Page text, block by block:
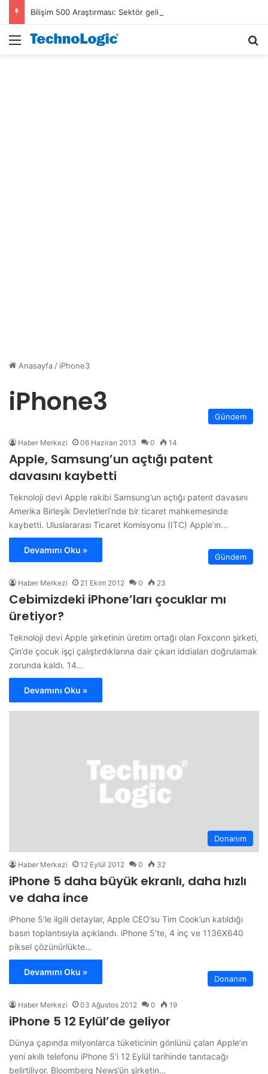
Menü
Anasayfa/ iPhone3
iPhone3 Gündem
Haber Merkezi 06 Haziran 2013 0 14
Apple, Samsung’un açtığı patent
davasını kaybetti
Teknoloji devi Apple rakibi Samsung’un açtığı patent davasını
Amerika Birleşik Devletleri’nde bir ticaret mahkemesinde
kaybetti. Uluslararası Ticaret Komisyonu (ITC) Apple’ın…
Devamını Oku »
Gündem
Haber Merkezi 21 Ekim 2012 0 23
Cebimizdeki iPhone’ları çocuklar mı
üretiyor?
Teknoloji devi Apple şirketinin üretim ortağı olan Foxconn şirketi,
Çin’de çocuk işçi çalıştırdıklarına dair çıkan iddiaları doğrulamak
zorunda kaldı. 14…
Devamını Oku »
Donanım
Haber Merkezi 12 Eylül 2012 0 32
iPhone 5 daha büyük ekranlı, daha hızlı
ve daha ince
iPhone 5’le ilgili detaylar, Apple CEO’su Tim Cook’un katıldığı
basın toplantısıyla açıklandı. iPhone 5’te, 4 inç ve 1136X640
piksel çözünürlükte…
Devamını Oku »
Donanım
Haber Merkezi 03 Ağustos 2012 0 19
iPhone 5 12 Eylül’de geliyor
Dünya çapında milyonlarca tüketicinin gönlünü çalan Apple’ın
yeni akıllı telefonu iPhone 5’i 12 Eylül tarihinde tanıtacağı
belirtiliyor. Bloomberg News’ün şirketin…